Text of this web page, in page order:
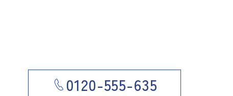
0120-555-635